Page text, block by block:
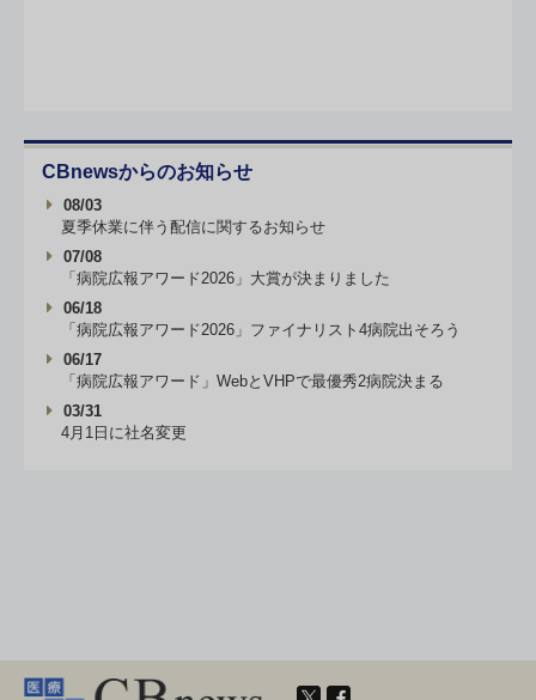
CBnewsからのお知らせ
08/03
夏季休業に伴う配信に関するお知らせ
07/08
「病院広報アワード2026」大賞が決まりました
06/18
「病院広報アワード2026」ファイナリスト4病院出そろう
06/17
「病院広報アワード」WebとVHPで最優秀2病院決まる
03/31
4月1日に社名変更